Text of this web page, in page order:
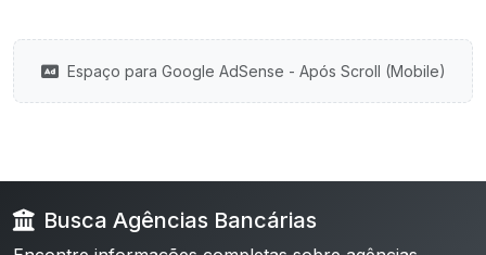
Espaço para Google AdSense - Após Scroll (Mobile)
Busca Agências Bancárias